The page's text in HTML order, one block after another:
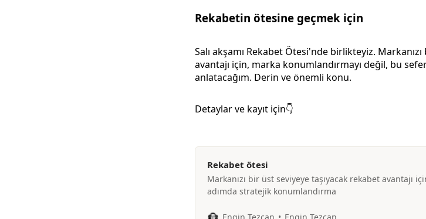
Rekabetin ötesine geçmek için
Salı akşamı Rekabet Ötesi'nde birlikteyiz.
avantajı için, marka konumlandırmayı değil, bu
anlatacağım. Derin ve önemli konu.
Detaylar ve kayıt için👇
Rekabet ötesi
Markanızı bir üst seviyeye taşıyacak rekabet avantajı
adımda stratejik konumlandırma